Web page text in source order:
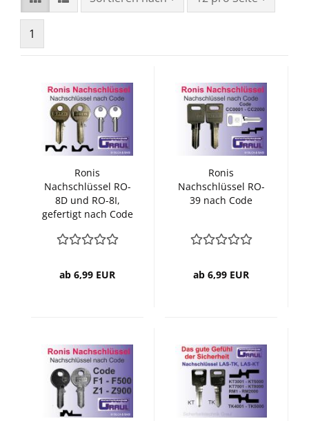
1
Ronis
Nachschlüssel RO-
8D und RO-8I,
gefertigt nach Code
ab 6,99 EUR
Ronis
Nachschlüssel RO-
39 nach Code
ab 6,99 EUR